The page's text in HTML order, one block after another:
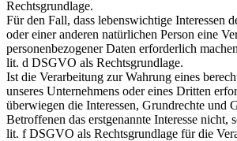
Rechtsgrundlage.
Für den Fall, dass lebenswichtige Interessen
oder einer anderen natürlichen Person eine
personenbezogener Daten erforderlich
lit. d DSGVO als Rechtsgrundlage.
Ist die Verarbeitung zur Wahrung eines
unseres Unternehmens oder eines Dritten
überwiegen die Interessen, Grundrechte und
Betroffenen das erstgenannte Interesse nicht,
lit. f DSGVO als Rechtsgrundlage für die